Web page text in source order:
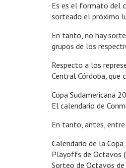
Es es el formato del
sorteado el próximo
En tanto, no hay
grupos de los
Respecto a los
Central Córdoba, que
Copa Sudamericana
El calendario de
En tanto, antes,
Calendario de la
Playoffs de Octavos
Sorteo de Octavos